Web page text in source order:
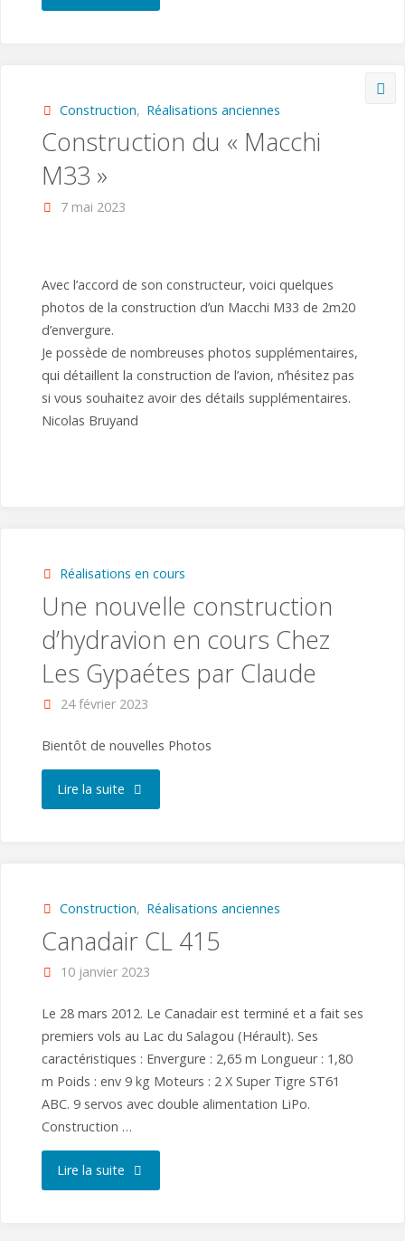
631 »"
Construction, Réalisations anciennes
Construction du « Macchi
M33 »
7 mai 2023
Avec l’accord de son constructeur, voici quelques
photos de la construction d’un Macchi M33 de 2m20
d’envergure.
Je possède de nombreuses photos supplémentaires,
qui détaillent la construction de l’avion, n’hésitez pas
si vous souhaitez avoir des détails supplémentaires.
Nicolas Bruyand
Réalisations en cours
Une nouvelle construction
d’hydravion en cours Chez
Les Gypaétes par Claude
24 février 2023
Bientôt de nouvelles Photos
Lire la suite"Une
d’hydravion
en
Chez
Les
Gypaétes
Claude"
Construction, Réalisations anciennes
Canadair CL 415
10 janvier 2023
Le 28 mars 2012. Le Canadair est terminé et a fait ses
premiers vols au Lac du Salagou (Hérault). Ses
caractéristiques : Envergure : 2,65 m Longueur : 1,80
m Poids : env 9 kg Moteurs : 2 X Super Tigre ST61
ABC. 9 servos avec double alimentation LiPo.
Construction …
Lire la suite"Canadair